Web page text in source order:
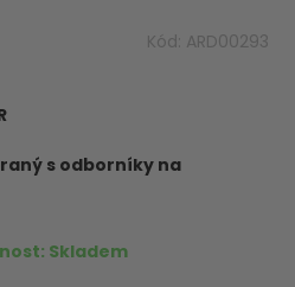
Kód: ARD00293
s odborníky na
Skladem